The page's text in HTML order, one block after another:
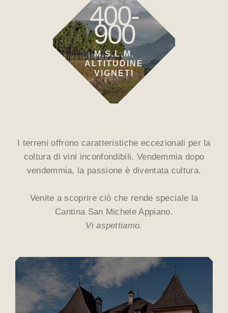
400-
900
M.S.L.M.
ALTITUDINE
VIGNETI
I terreni offrono caratteristiche eccezionali per la
coltura di vini inconfondibili. Vendemmia dopo
vendemmia, la passione è diventata cultura.
Venite a scoprire ciò che rende speciale la
Cantina San Michele Appiano.
Vi aspettiamo.